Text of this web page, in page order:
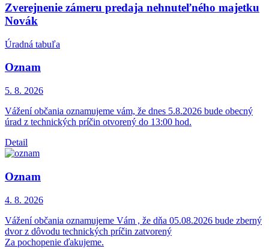
Zverejnenie zámeru predaja nehnuteľného majetku
Novák
Úradná tabuľa
Oznam
5. 8. 2026
Vážení občania oznamujeme vám, že dnes 5.8.2026 bude obecný
úrad z technických príčin otvorený do 13:00 hod.
Detail
Oznam
4. 8. 2026
Vážení občania oznamujeme Vám , že dňa 05.08.2026 bude zberný
dvor z dôvodu technických príčin zatvorený
Za pochopenie ďakujeme.